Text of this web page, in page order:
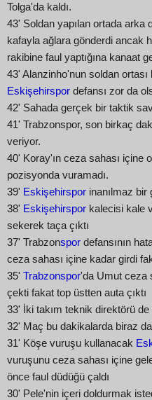
Tolga'da kaldı.
43' Soldan yapılan ortada arka
kafayla ağlara gönderdi ancak
rakibine faul yaptığına kanaat
43' Alanzinho'nun soldan
Eskişehirspor defansı zor da
42' Sahada gerçek bir taktik
41' Trabzonspor, son birkaç
veriyor.
40' Koray'ın ceza sahası içine
pozisyonda vuramadı.
39' Eskişehirspor inanılmaz bir
38' Eskişehirspor kalecisi kale
sekerek taça çıktı
37' Trabzonspor defansının
ceza sahası içine kadar girdi
35' Trabzonspor'da Umut ceza
çekti fakat top üstten auta çıktı
33' İki takım teknik direktörü
32' Maç bu dakikalarda biraz
31' Köşe vuruşu kullanacak
vuruşunu ceza sahası içine
önce faul düdüğü çaldı
30' Pele'nin içeri doldurmak